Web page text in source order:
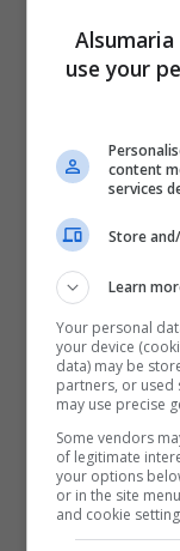
في بطولة
use your
content
services
Store
Learn
Your personal
your device
data) may be
partners, or used
may use precise
Some vendors
of legitimate
your options
or in the site
and cookie